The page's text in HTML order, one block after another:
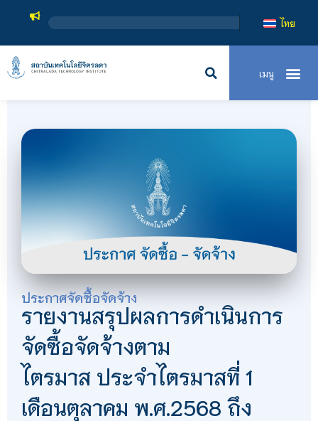
ไทย
ประกาศจัดซื้อจัดจ้าง
รายงานสรุปผลการดำเนินการ
จัดซื้อจัดจ้างตาม
ไตรมาส ประจำไตรมาสที่ 1
เดือนตุลาคม พ.ศ.2568 ถึง